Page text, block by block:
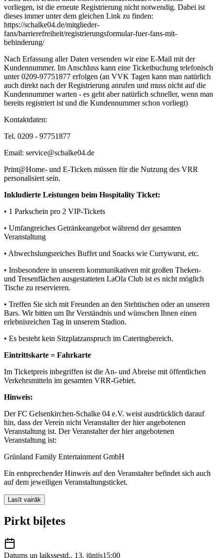
vorliegen, ist die erneute Registrierung nicht notwendig. Dabei ist
dieses immer unter dem gleichen Link zu finden:
https://schalke04.de/mitglieder-
fans/barrierefreiheit/registrierungsformular-fuer-fans-mit-
behinderung/
Nach Erfassung aller Daten versenden wir eine E-Mail mit der
Kundennummer. Im Anschluss kann eine Ticketbuchung telefonisch
unter 0209-97751877 erfolgen (an VVK Tagen kann man natürlich
auch direkt nach der Registrierung anrufen und muss nicht auf die
Kundennummer warten - es geht aber natürlich schneller, wenn man
bereits registriert ist und die Kundennummer schon vorliegt)
Kontaktdaten:
Tel. 0209 - 97751877
Email: service@schalke04.de
Print@Home- und E-Tickets müssen für die Nutzung des VRR
personalisiert sein.
Inkludierte Leistungen beim Hospitality Ticket:
• 1 Parkschein pro 2 VIP-Tickets
• Umfangreiches Getränkeangebot während der gesamten
Veranstaltung
• Abwechslungsreiches Buffet und Snacks wie Currywurst, etc.
• Insbesondere in unserem kommunikativen mit großen Theken-
und Tresenflächen ausgestatteten LaOla Club ist es nicht möglich
Tische zu reservieren.
• Treffen Sie sich mit Freunden an den Stehtischen oder an unseren
Bars. Wir bitten um Ihr Verständnis und wünschen Ihnen einen
erlebnisreichen Tag in unserem Stadion.
• Es besteht kein Sitzplatzanspruch im Cateringbereich.
Eintrittskarte = Fahrkarte
Im Ticketpreis inbegriffen ist die An- und Abreise mit öffentlichen
Verkehrsmitteln im gesamten VRR-Gebiet.
Hinweis:
Der FC Gelsenkirchen-Schalke 04 e.V. weist ausdrücklich darauf
hin, dass der Verein nicht Veranstalter der hier angebotenen
Veranstaltung ist. Der Veranstalter der hier angebotenen
Veranstaltung ist:
Grünland Family Entertainment GmbH
Ein entsprechender Hinweis auf den Veranstalter befindet sich auch
auf dem jeweiligen Veranstaltungsticket.
Lasīt vairāk
Pirkt biļetes
Datums un laikssestd., 13. jūnijs15:00